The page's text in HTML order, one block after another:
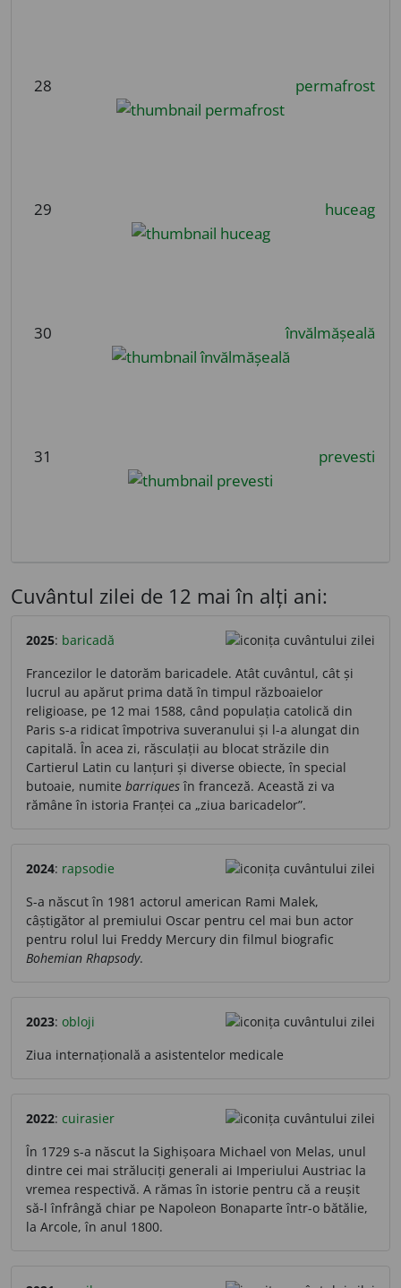
28 permafrost
29 huceag
30 învălmășeală
31 prevesti
Cuvântul zilei de 12 mai în alți ani:
2025: baricadă
Francezilor le datorăm baricadele. Atât cuvântul, cât și
lucrul au apărut prima dată în timpul războaielor
religioase, pe 12 mai 1588, când populația catolică din
Paris s-a ridicat împotriva suveranului și l-a alungat din
capitală. În acea zi, răsculații au blocat străzile din
Cartierul Latin cu lanțuri și diverse obiecte, în special
butoaie, numite barriquesîn franceză. Această zi va
rămâne în istoria Franței ca „ziua baricadelor”.
2024: rapsodie
S-a născut în 1981 actorul american Rami Malek,
câștigător al premiului Oscar pentru cel mai bun actor
pentru rolul lui Freddy Mercury din filmul biografic
Bohemian Rhapsody.
2023: obloji
Ziua internațională a asistentelor medicale
2022: cuirasier
În 1729 s-a născut la Sighișoara Michael von Melas, unul
dintre cei mai străluciți generali ai Imperiului Austriac la
vremea respectivă. A rămas în istorie pentru că a reușit
să-l înfrângă chiar pe Napoleon Bonaparte într-o bătălie,
la Arcole, în anul 1800.